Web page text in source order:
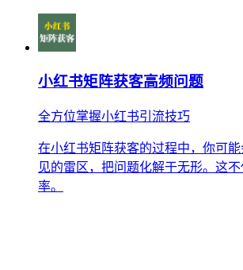
小红书矩阵获客高频问题
全方位掌握小红书引流技巧
在小红书矩阵获客的过程中，你可
见的雷区，把问题化解于无形。这
率。